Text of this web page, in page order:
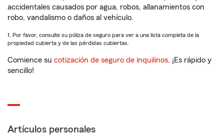
accidentales causados por agua, robos, allanamientos con
robo, vandalismo o daños al vehículo.
1. Por favor, consulte su póliza de seguro para ver a una lista completa de la
propiedad cubierta y de las pérdidas cubiertas.
Comience su cotización de seguro de inquilinos. ¡Es rápido y
sencillo!
Artículos personales